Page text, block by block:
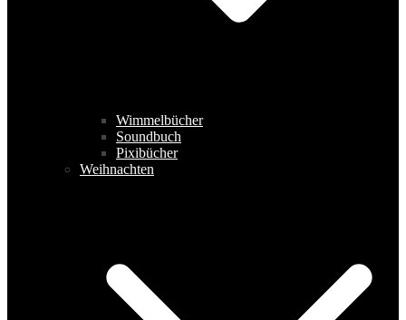
Wimmelbücher
Soundbuch
Pixibücher
Weihnachten